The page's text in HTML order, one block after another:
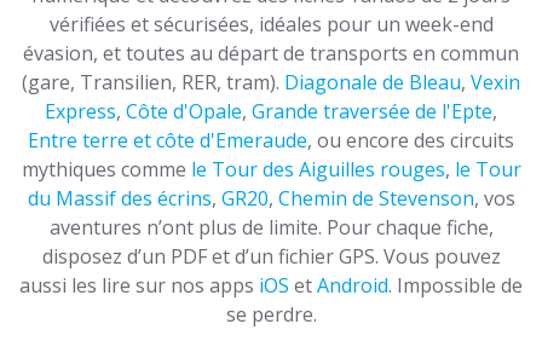
vérifiées et sécurisées, idéales pour un week-end
évasion, et toutes au départ de transports en commun
(gare, Transilien, RER, tram). Diagonale de Bleau, Vexin
Express, Côte d'Opale, Grande traversée de l'Epte,
Entre terre et côte d'Emeraude, ou encore des circuits
mythiques comme le Tour des Aiguilles rouges, le Tour
du Massif des écrins, GR20, Chemin de Stevenson, vos
aventures n’ont plus de limite. Pour chaque fiche,
disposez d’un PDF et d’un fichier GPS. Vous pouvez
aussi les lire sur nos apps iOS etAndroid. Impossible de
se perdre.